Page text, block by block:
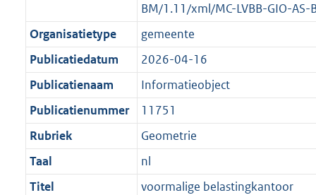
m
a
a
t
r
m
a
a
t
n
d
t
e
:
1
K
b
BM/1.11/xml/MC-LVBB-GIO-AS-
Organisatietype
gemeente
Publicatiedatum
2026-04-16
Publicatienaam
Informatieobject
Publicatienummer
11751
Rubriek
Geometrie
Taal
nl
Titel
voormalige belastingkantoor